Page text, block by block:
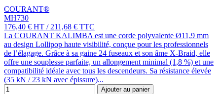
COURANT®
MH730
176,40 € HT / 211,68 € TTC
La COURANT KALIMBA est une corde polyvalente Ø11,9 mm
au design Lollipop haute visibilité, conçue pour les professionnels
de l’élagage. Grâce à sa gaine 24 fuseaux et son âme X-Braid, elle
offre une souplesse parfaite, un allongement minimal (1,8 %) et une
compatibilité idéale avec tous les descendeurs. Sa résistance élevée
(35 kN / 23 kN avec épissure)...
Ajouter au panier